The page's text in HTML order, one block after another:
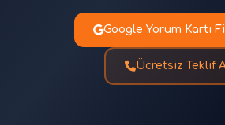
Google Yorum Kartı
Ücretsiz Teklif